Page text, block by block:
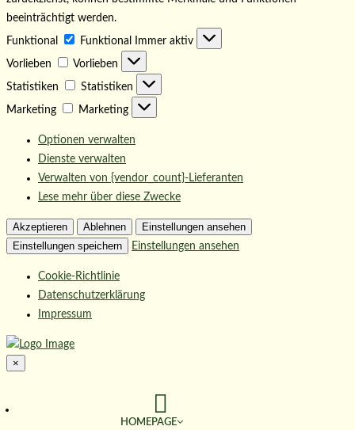
beeinträchtigt werden.
Funktional Funktional Immer aktiv
Vorlieben Vorlieben
Statistiken Statistiken
Marketing Marketing
Optionen verwalten
Dienste verwalten
Verwalten von {vendor_count}-Lieferanten
Lese mehr über diese Zwecke
Akzeptieren Ablehnen
Einstellungen ansehen
Einstellungen speichern
Einstellungen ansehen
Cookie-Richtlinie
Datenschutzerklärung
Impressum
×
HOMEPAGE